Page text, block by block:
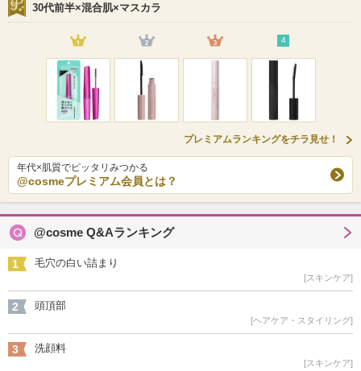
30代前半×混合肌×マスカラ
4
プレミアムランキングをチラ見せ！
年代×肌質でピッタリみつかる
@cosmeプレミアム会員とは？
@cosme Q&Aランキング
1 毛穴の白い詰まり
[スキンケア]
2 頭頂部
[ヘアケア・スタイリング]
3 洗顔料
[スキンケア]